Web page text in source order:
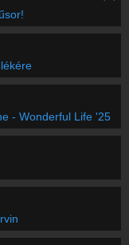
- Wonderful Life '25